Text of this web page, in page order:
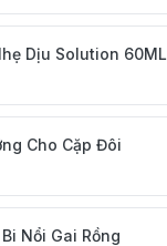
Dịu Solution 60ML
Cho Cặp Đôi
Nổi Gai Rồng